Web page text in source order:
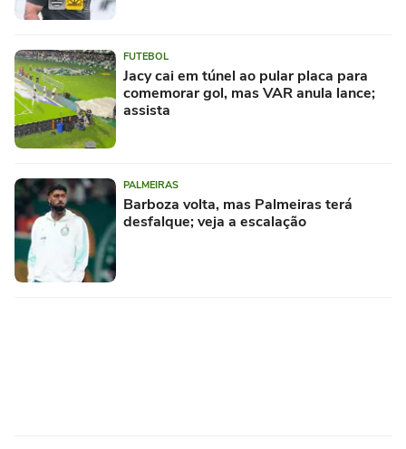
FUTEBOL
Jacy cai em túnel ao pular placa para
comemorar gol, mas VAR anula lance;
assista
PALMEIRAS
Barboza volta, mas Palmeiras terá
desfalque; veja a escalação